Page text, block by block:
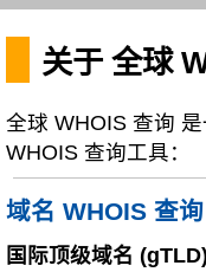
关于 全球
全球 WHOIS 查询
WHOIS 查询工具：
域名 WHOIS 查询
国际顶级域名 (gTLD)